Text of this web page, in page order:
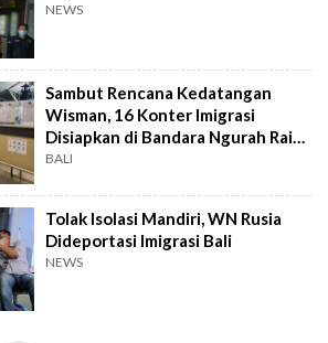
NEWS
Sambut Rencana Kedatangan
Wisman, 16 Konter Imigrasi
Disiapkan di Bandara Ngurah Rai
Bali
BALI
Tolak Isolasi Mandiri, WN Rusia
Dideportasi Imigrasi Bali
NEWS